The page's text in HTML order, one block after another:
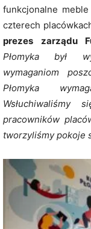
funkcjonalne
czterech
prezes zarządu
Płomyka był
wymaganiom
Płomyka
pracowników
tworzyliśmy pokoje